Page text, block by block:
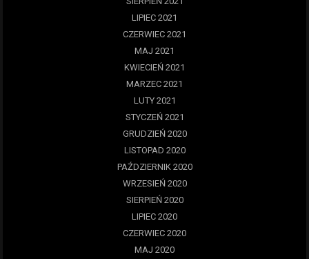
LIPIEC 2021
CZERWIEC 2021
MAJ 2021
KWIECIEŃ 2021
MARZEC 2021
LUTY 2021
STYCZEŃ 2021
GRUDZIEŃ 2020
LISTOPAD 2020
PAŹDZIERNIK 2020
WRZESIEŃ 2020
SIERPIEŃ 2020
LIPIEC 2020
CZERWIEC 2020
MAJ 2020